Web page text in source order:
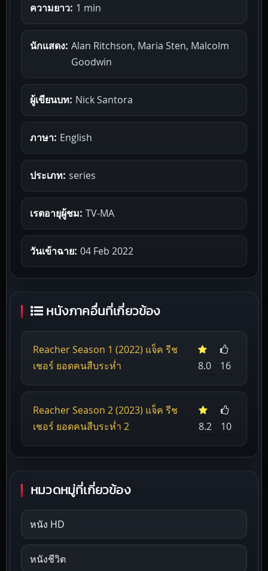
ความยาว: 1 min
นักแสดง: Alan Ritchson, Maria Sten, Malcolm
Goodwin
ผู้เขียนบท: Nick Santora
ภาษา: English
ประเภท: series
เรตอายุผู้ชม: TV-MA
วันเข้าฉาย: 04 Feb 2022
หนังภาคอื่นที่เกี่ยวข้อง
Reacher Season 1 (2022) แจ็ค รีช
เชอร์ ยอดคนสืบระห่ำ
8.0 16
Reacher Season 2 (2023) แจ็ค รีช
เชอร์ ยอดคนสืบระห่ำ 2
8.2 10
หมวดหมู่ที่เกี่ยวข้อง
หนัง HD
หนังชีวิต